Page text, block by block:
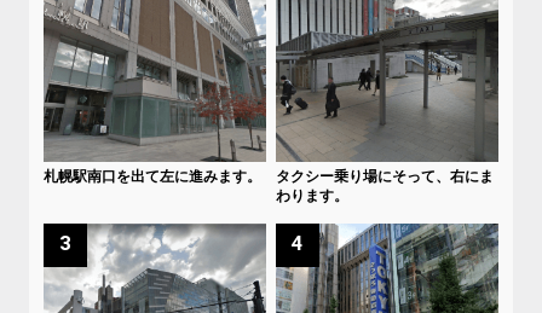
札幌駅南口を出て左に進みます。
タクシー乗り場にそって、右にま
わります。
3 4